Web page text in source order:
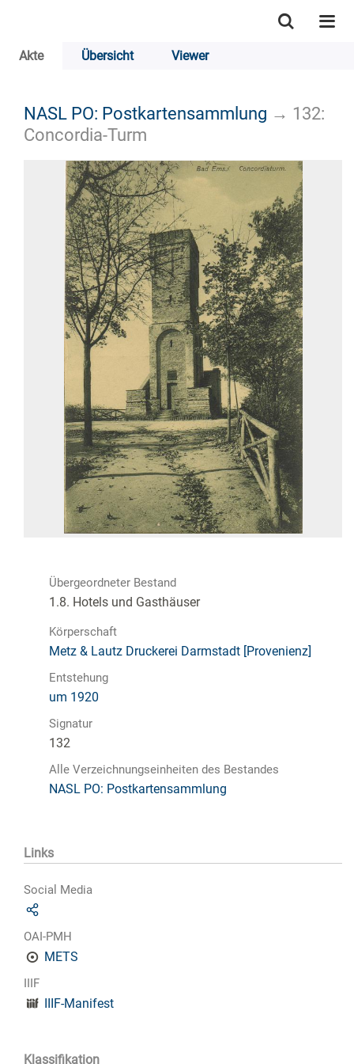
Akte Übersicht Viewer
NASL PO: Postkartensammlung → 132:
Concordia-Turm
Übergeordneter Bestand
1.8. Hotels und Gasthäuser
Körperschaft
Metz & Lautz Druckerei Darmstadt [Provenienz]
Entstehung
um 1920
Signatur
132
Alle Verzeichnungseinheiten des Bestandes
NASL PO: Postkartensammlung
Links
Social Media
OAI-PMH
METS
IIIF
IIIF-Manifest
Klassifikation